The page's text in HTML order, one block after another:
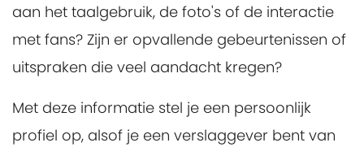
aan het taalgebruik, de foto's of de interactie
met fans? Zijn er opvallende gebeurtenissen of
uitspraken die veel aandacht kregen?
Met deze informatie stel je een persoonlijk
profiel op, alsof je een verslaggever bent van